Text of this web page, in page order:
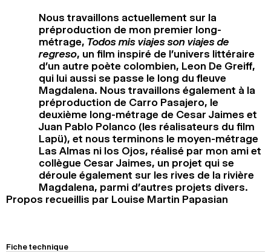
Nous travaillons actuellement sur la
préproduction de mon premier long-
métrage, Todos mis viajes son viajes de
regreso, un film inspiré de l’univers littéraire
d’un autre poète colombien, Leon De Greiff,
qui lui aussi se passe le long du fleuve
Magdalena. Nous travaillons également à la
préproduction de Carro Pasajero, le
deuxième long-métrage de Cesar Jaimes et
Juan Pablo Polanco (les réalisateurs du film
Lapü), et nous terminons le moyen-métrage
Las Almas ni los Ojos, réalisé par mon ami et
collègue Cesar Jaimes, un projet qui se
déroule également sur les rives de la rivière
Magdalena, parmi d’autres projets divers.
Propos recueillis par Louise Martin Papasian
Fiche technique